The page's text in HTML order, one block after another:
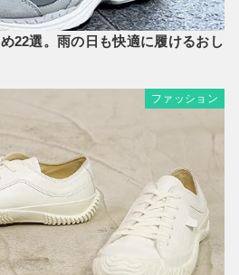
22選。雨の日も快適に履けるおし
ファッション